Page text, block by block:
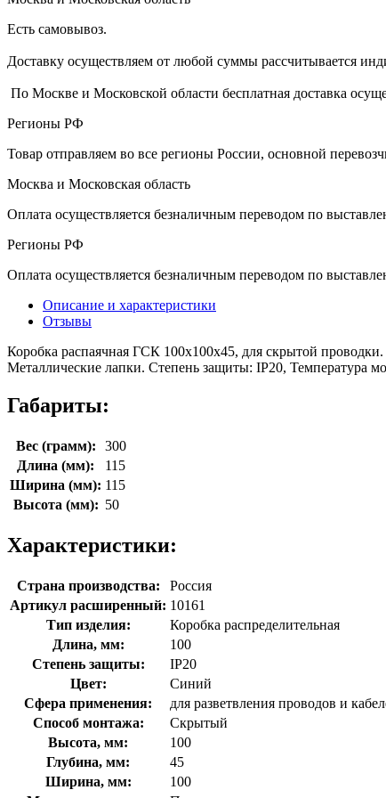
Есть самовывоз.
Доставку осуществляем от любой суммы рассчитывается
По Москве и Московской области бесплатная доставка
Регионы РФ
Товар отправляем во все регионы России, основной
Москва и Московская область
Оплата осуществляется безналичным переводом по
Регионы РФ
Оплата осуществляется безналичным переводом по
Описание и характеристики
Отзывы
Коробка распаячная ГСК 100х100х45, для скрытой
Металлические лапки. Степень защиты: IP20, Температура
Габариты:
Вес (грамм):
300
Длина (мм):
115
Ширина (мм): 115
Высота (мм): 50
Характеристики:
Страна производства:
Россия
Артикул расширенный: 10161
Тип изделия:
Коробка распределительная
Длина, мм:
100
Степень защиты:
IP20
Цвет:
Синий
Сфера применения:
для разветвления проводов и
Способ монтажа:
Скрытый
Высота, мм:
100
Глубина, мм:
45
Ширина, мм:
100